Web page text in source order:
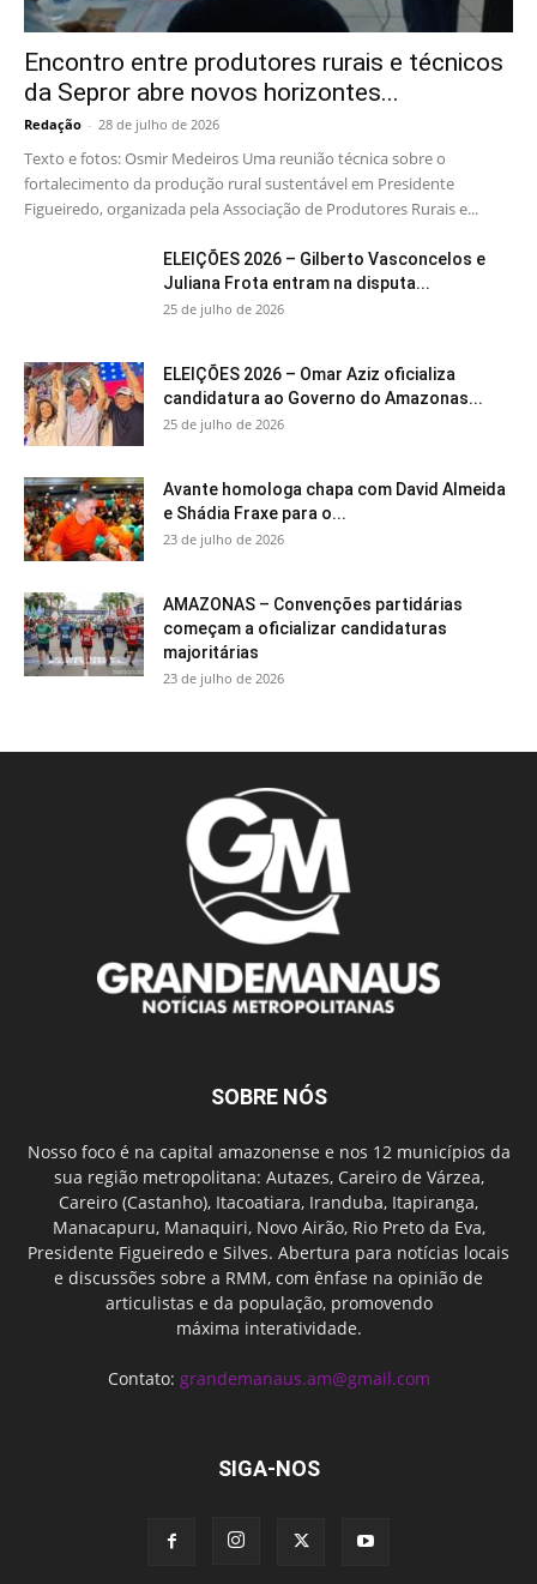
Encontro entre produtores rurais e técnicos
da Sepror abre novos horizontes...
Redação - 28 de julho de 2026
Texto e fotos: Osmir Medeiros Uma reunião técnica sobre o
fortalecimento da produção rural sustentável em Presidente
Figueiredo, organizada pela Associação de Produtores Rurais e...
ELEIÇÕES 2026 – Gilberto Vasconcelos e
Juliana Frota entram na disputa...
25 de julho de 2026
ELEIÇÕES 2026 – Omar Aziz oficializa
candidatura ao Governo do Amazonas...
25 de julho de 2026
Avante homologa chapa com David Almeida
e Shádia Fraxe para o...
23 de julho de 2026
AMAZONAS – Convenções partidárias
começam a oficializar candidaturas
majoritárias
23 de julho de 2026
SOBRE NÓS
Nosso foco é na capital amazonense e nos 12 municípios da
sua região metropolitana: Autazes, Careiro de Várzea,
Careiro (Castanho), Itacoatiara, Iranduba, Itapiranga,
Manacapuru, Manaquiri, Novo Airão, Rio Preto da Eva,
Presidente Figueiredo e Silves. Abertura para notícias locais
e discussões sobre a RMM, com ênfase na opinião de
articulistas e da população, promovendo
máxima interatividade.
Contato: grandemanaus.am@gmail.com
SIGA-NOS